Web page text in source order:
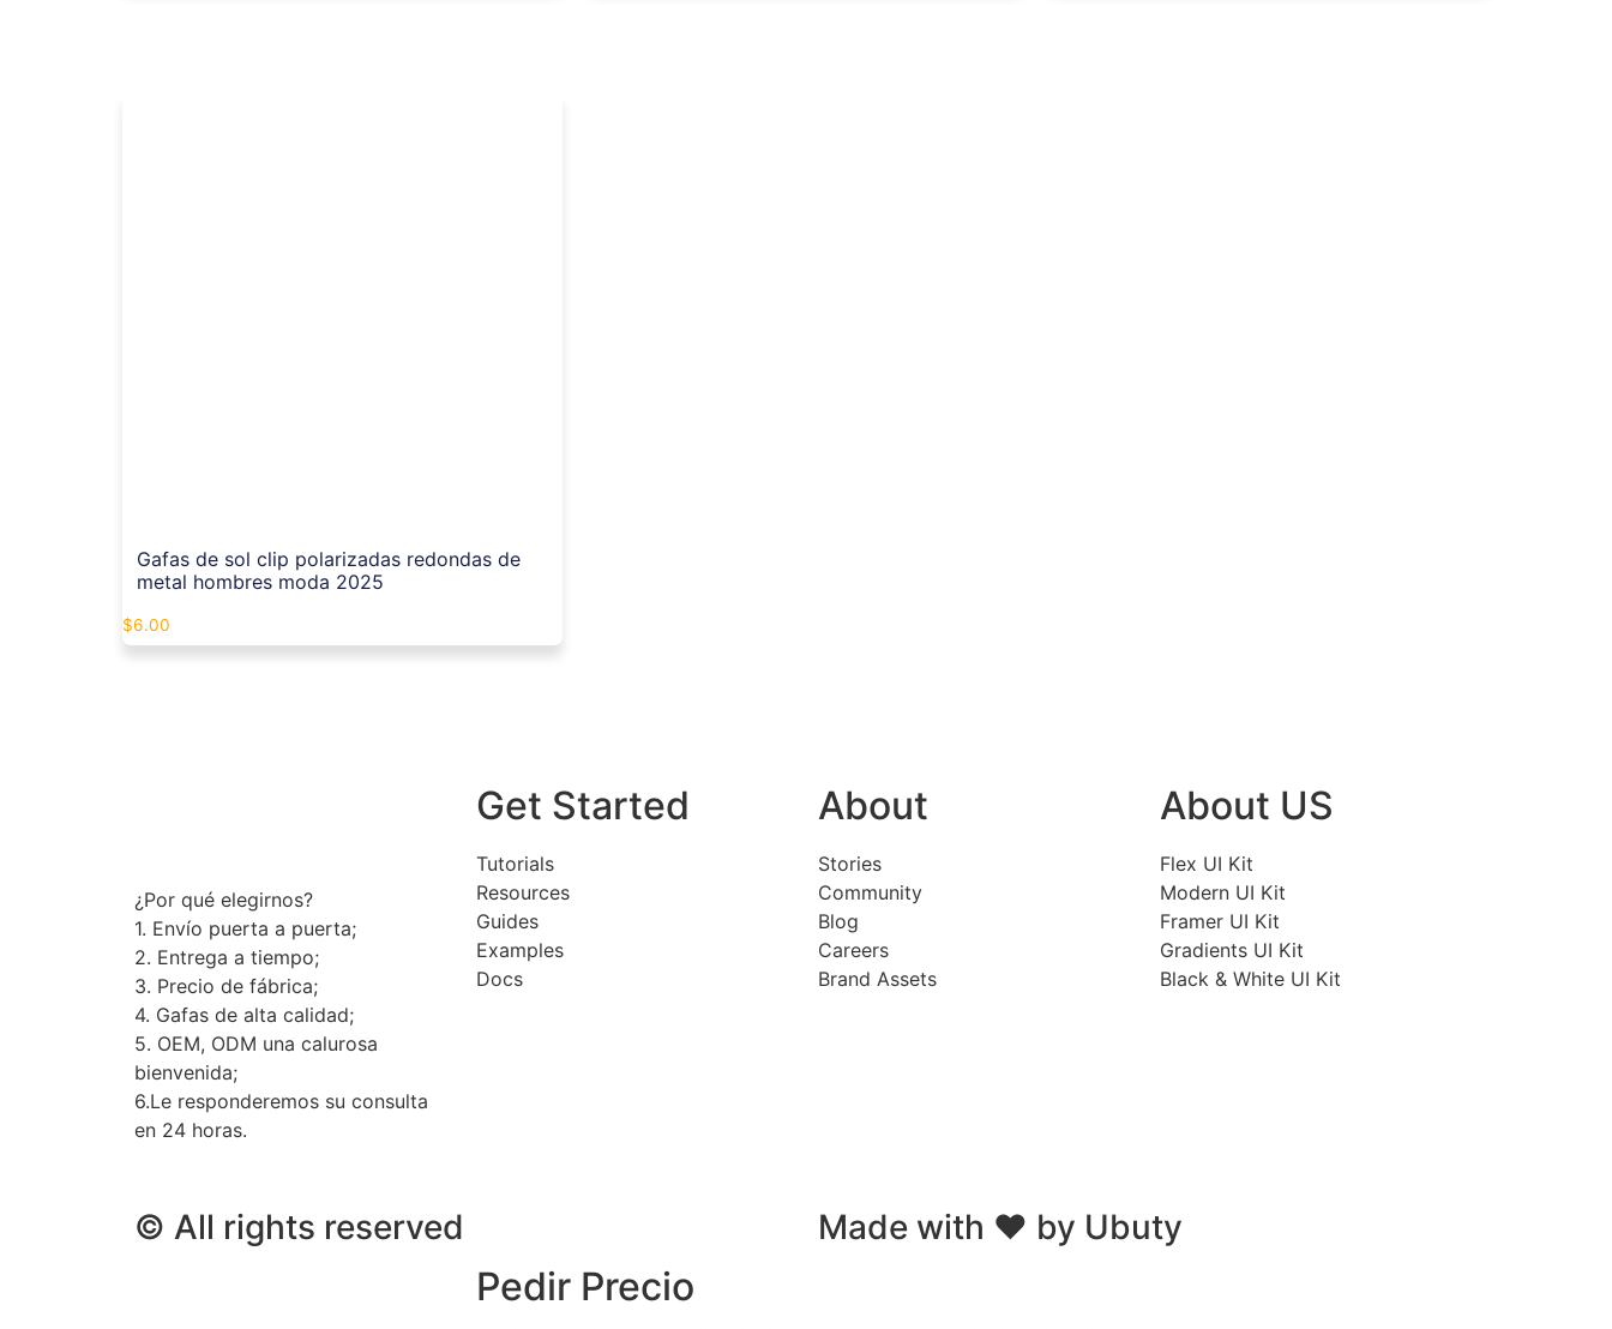
Gafas de sol clip polarizadas redondas de
metal hombres moda 2025
$6.00
¿Por qué elegirnos?
1. Envío puerta a puerta;
2. Entrega a tiempo;
3. Precio de fábrica;
4. Gafas de alta calidad;
5. OEM, ODM una calurosa
bienvenida;
6.Le responderemos su consulta
en 24 horas.
Get Started
Tutorials
Resources
Guides
Examples
Docs
About
Stories
Community
Blog
Careers
Brand Assets
About US
Flex UI Kit
Modern UI Kit
Framer UI Kit
Gradients UI Kit
Black & White UI Kit
© All rights reserved Made with ❤ by Ubuty
Pedir Precio​